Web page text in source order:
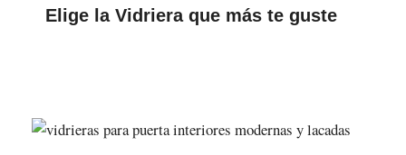
Elige la Vidriera que más te guste